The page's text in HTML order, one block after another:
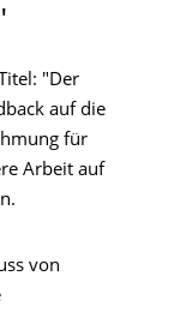
"Der
auf die
für
Arbeit auf
von